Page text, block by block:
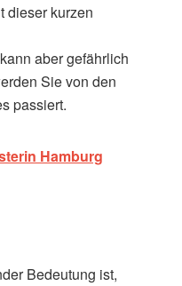
dieser kurzen
aber gefährlich
Sie von den
passiert.
Hamburg
Bedeutung ist,